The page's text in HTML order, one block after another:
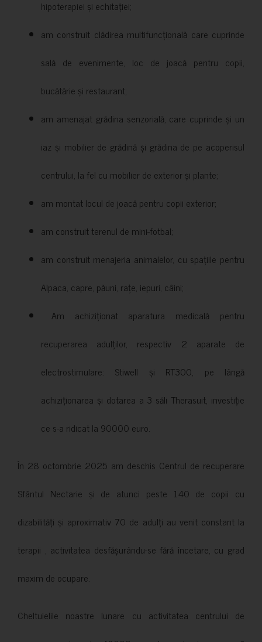
hipoterapiei și echitației;
am construit clădirea multifuncțională care cuprinde
sală de evenimente, loc de joacă pentru copii,
bucătărie și restaurant;
am amenajat grădina senzorială, care cuprinde și un
iaz și mobilier de grădină și grădina de pe acoperisul
centrului, la fel cu mobilier de exterior și plante;
am montat locul de joacă pentru copii exterior;
am construit terenul de mini-fotbal;
am construit menajeria animalelor, cu spațiile pentru
Alpaca, capre, păuni, rațe, iepuri, câini;
Am achiziționat aparatura medicală pentru
recuperarea adulților, respectiv 2 aparate de
electrostimulare: Stiwell și RT300, pe lângă
achiziționarea și dotarea a 3 săli Therasuit, investiție
ce s-a ridicat la 90000 euro.
În 28 octombrie 2025 am deschis Centrul de recuperare
Sfântul Nectarie și de atunci peste 140 de copii cu
dizabilități și aproximativ 70 de adulți au venit constant la
terapii , activitatea desfășurându-se fără încetare, cu grad
maxim de ocupare.
Cheltuielile noastre lunare cu activitatea centrului de